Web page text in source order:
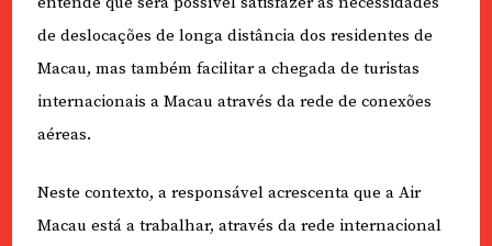
de deslocações de longa distância dos residentes de
Macau, mas também facilitar a chegada de turistas
internacionais a Macau através da rede de conexões
aéreas.
Neste contexto, a responsável acrescenta que a Air
Macau está a trabalhar, através da rede internacional